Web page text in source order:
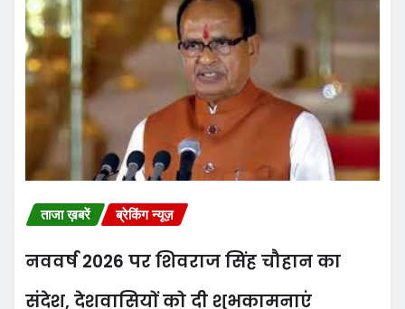
ताजा ख़बरें ब्रेकिंग न्यूज़
नववर्ष 2026 पर शिवराज सिंह चौहान का
संदेश, देशवासियों को दी शुभकामनाएं